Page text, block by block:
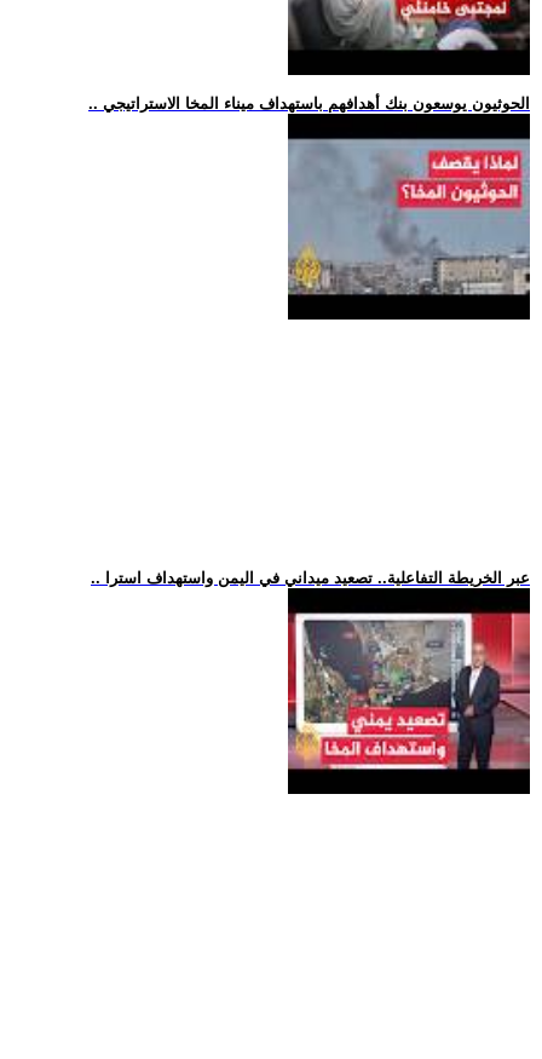
.. الحوثيون يوسعون بنك أهدافهم باستهداف ميناء المخا الاستراتيجي
.. عبر الخريطة التفاعلية.. تصعيد ميداني في اليمن واستهداف استرا